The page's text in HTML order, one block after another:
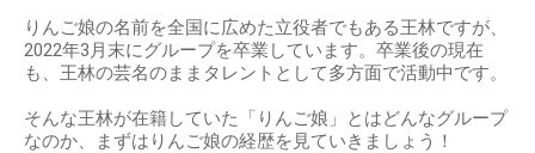
りんご娘の名前を全国に広めた立役者でもある王林ですが、
2022年3月末にグループを卒業しています。卒業後の現在
も、王林の芸名のままタレントとして多方面で活動中です。
そんな王林が在籍していた「りんご娘」とはどんなグループ
なのか、まずはりんご娘の経歴を見ていきましょう！